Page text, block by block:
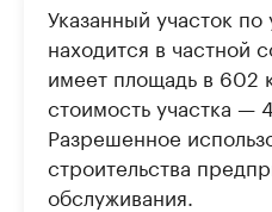
Указанный участок
находится в частной
имеет площадь в 602
стоимость участка —
Разрешенное
строительства
обслуживания.